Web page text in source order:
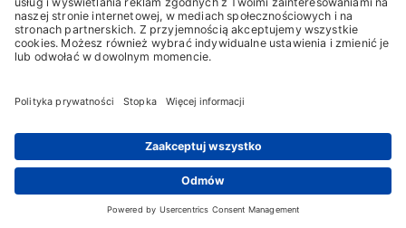
Rozwiązania
O nas
Stopka redakcyjna
Ogólne warunki zakupu
© log-robot | Marke der S&K Solutions GmbH